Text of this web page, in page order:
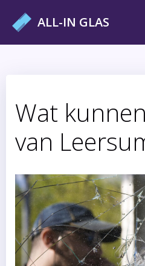
ALL-IN GLAS
Wat
van